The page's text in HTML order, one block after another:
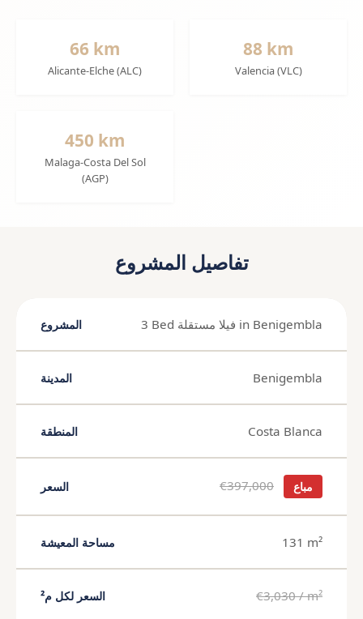
66 km
Alicante-Elche (ALC)
88 km
Valencia (VLC)
450 km
Malaga-Costa Del Sol
(AGP)
تفاصيل المشروع
المشروع 3 Bed فيلا مستقلة in Benigembla
المدينة Benigembla
المنطقة Costa Blanca
السعر €397,000 مباع
مساحة المعيشة 131 m²
السعر لكل م² €3,030 / m²